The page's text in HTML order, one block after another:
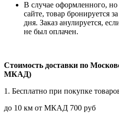
В случае оформленного, но
сайте, товар бронируется
дня. Заказ анулируется,
не был оплачен.
Стоимость доставки по
МКАД)
1. Бесплатно при покупке
до 10 км от МКАД 700 руб